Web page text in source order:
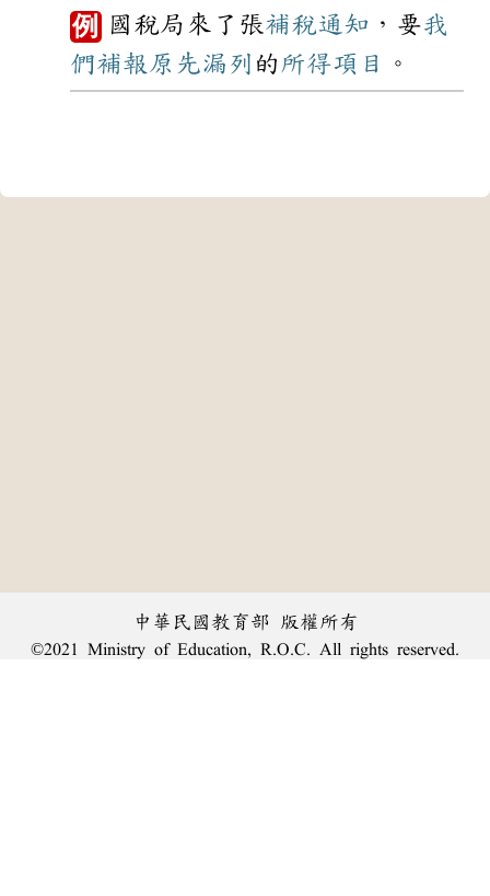
例 國稅局來了張補稅通知 ，要我
們補報 原先漏列 的 所得項目 。
中華民國教育部 版權所有
©2021 Ministry of Education, R.O.C. All rights reserved.